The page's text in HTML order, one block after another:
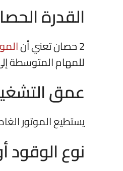
القدرة
2 حصان تعني أن
للمهام المتوسطة
عمق
يستطيع الموتور الغاطس 2 حصان الوصول لأعماق تتراوح بين 30 إلى 80 مترًا، بحسب نوع
نوع